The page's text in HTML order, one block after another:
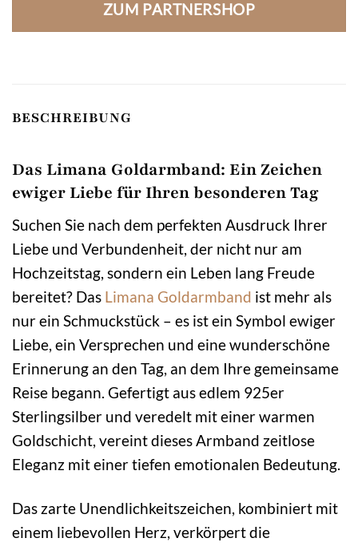
ZUM PARTNERSHOP
BESCHREIBUNG
Das Limana Goldarmband: Ein Zeichen
ewiger Liebe für Ihren besonderen Tag
Suchen Sie nach dem perfekten Ausdruck Ihrer
Liebe und Verbundenheit, der nicht nur am
Hochzeitstag, sondern ein Leben lang Freude
bereitet? Das Limana Goldarmband ist mehr als
nur ein Schmuckstück – es ist ein Symbol ewiger
Liebe, ein Versprechen und eine wunderschöne
Erinnerung an den Tag, an dem Ihre gemeinsame
Reise begann. Gefertigt aus edlem 925er
Sterlingsilber und veredelt mit einer warmen
Goldschicht, vereint dieses Armband zeitlose
Eleganz mit einer tiefen emotionalen Bedeutung.
Das zarte Unendlichkeitszeichen, kombiniert mit
einem liebevollen Herz, verkörpert die